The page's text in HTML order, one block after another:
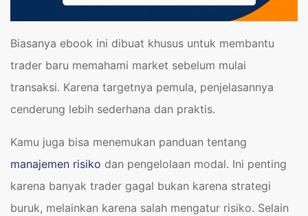
Biasanya ebook ini dibuat khusus untuk membantu
trader baru memahami market sebelum mulai
transaksi. Karena targetnya pemula, penjelasannya
cenderung lebih sederhana dan praktis.
Kamu juga bisa menemukan panduan tentang
manajemen risiko dan pengelolaan modal. Ini penting
karena banyak trader gagal bukan karena strategi
buruk, melainkan karena salah mengatur risiko. Selain